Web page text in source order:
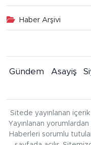
Haber Arşivi
Gündem Asayiş
Sitede yayınlanan
Yayınlanan
Haberleri sorumlu